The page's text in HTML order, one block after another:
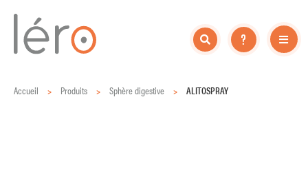
Accueil > Produits > Sphère digestive > ALITOSPRAY